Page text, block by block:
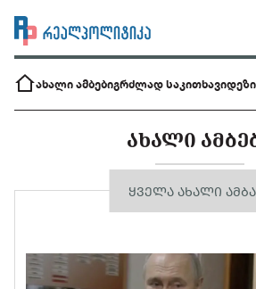
ახალი ამბებიგრძლად საკითხავი
ᲐᲮᲐᲚᲘ
ᲧᲕᲔᲚᲐ ᲐᲮᲐᲚᲘ